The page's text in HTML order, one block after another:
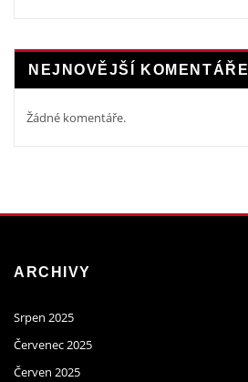
NEJNOVĚJŠÍ KOMENTÁŘE
Žádné komentáře.
ARCHIVY
Srpen 2025
Červenec 2025
Červen 2025